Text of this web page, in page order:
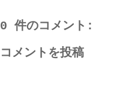
0 件のコメント:
コメントを投稿